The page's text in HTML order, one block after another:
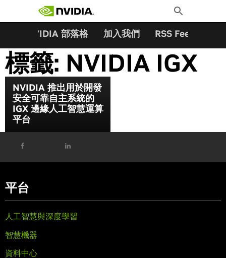
Toggle
Search
NVIDIA 部落格 加入我們 RSS Feeds
標籤: NVIDIA IGX
NVIDIA 推出用於開發
安全可靠自主系統的
IGX 邊緣人工智慧運算
平台
平台
人工智慧與深度學習
智慧機器
資料中心